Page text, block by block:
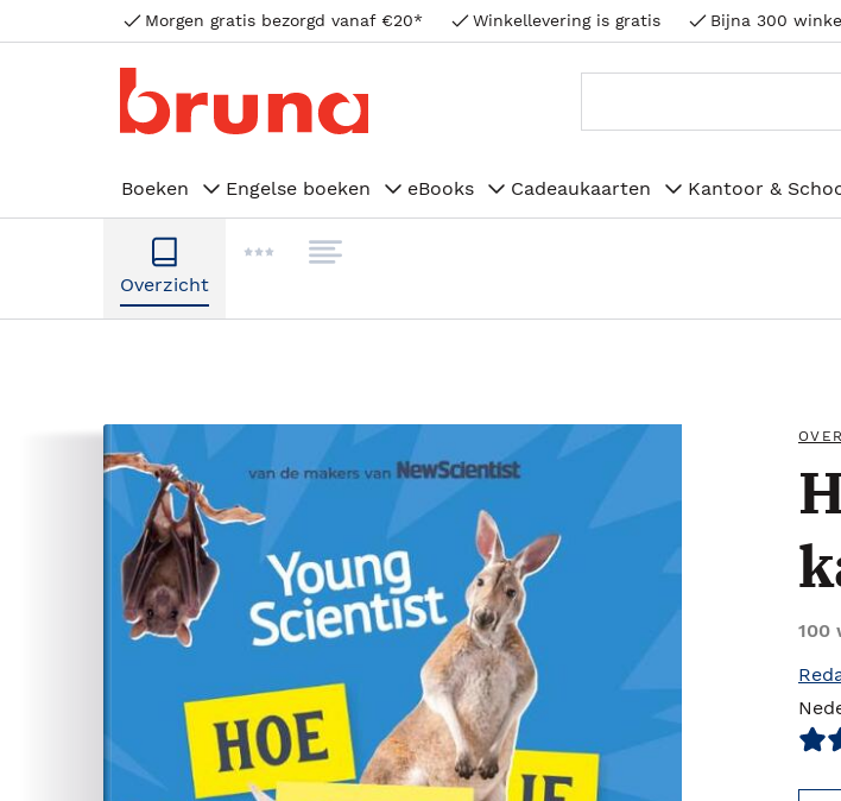
Morgen gratis bezorgd vanaf €20* Winkellevering is gratis Bijna 300
Boeken Engelse boeken eBooks Cadeaukaarten Kantoor &
Overzicht
100